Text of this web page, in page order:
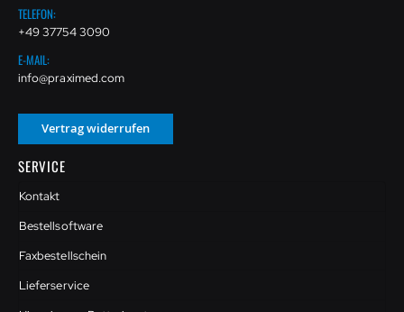
TELEFON:
+49 37754 3090
E-MAIL:
info@praximed.com
Vertrag widerrufen
SERVICE
Kontakt
Bestellsoftware
Faxbestellschein
Lieferservice